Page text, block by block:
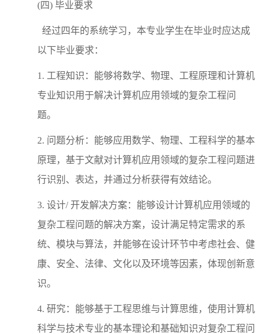
(四) 毕业要求
经过四年的系统学习，本专业学生在毕业时应达成
以下毕业要求：
1. 工程知识：能够将数学、物理、工程原理和计算机
专业知识用于解决计算机应用领域的复杂工程问
题。
2. 问题分析：能够应用数学、物理、工程科学的基本
原理，基于文献对计算机应用领域的复杂工程问题进
行识别、表达，并通过分析获得有效结论。
3. 设计/ 开发解决方案：能够设计计算机应用领域的
复杂工程问题的解决方案，设计满足特定需求的系
统、模块与算法，并能够在设计环节中考虑社会、健
康、安全、法律、文化以及环境等因素，体现创新意
识。
4. 研究：能够基于工程思维与计算思维，使用计算机
科学与技术专业的基本理论和基础知识对复杂工程问